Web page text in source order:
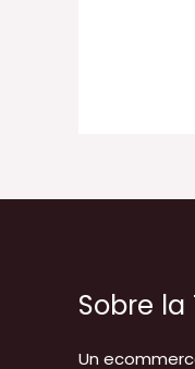
Sobre
Un